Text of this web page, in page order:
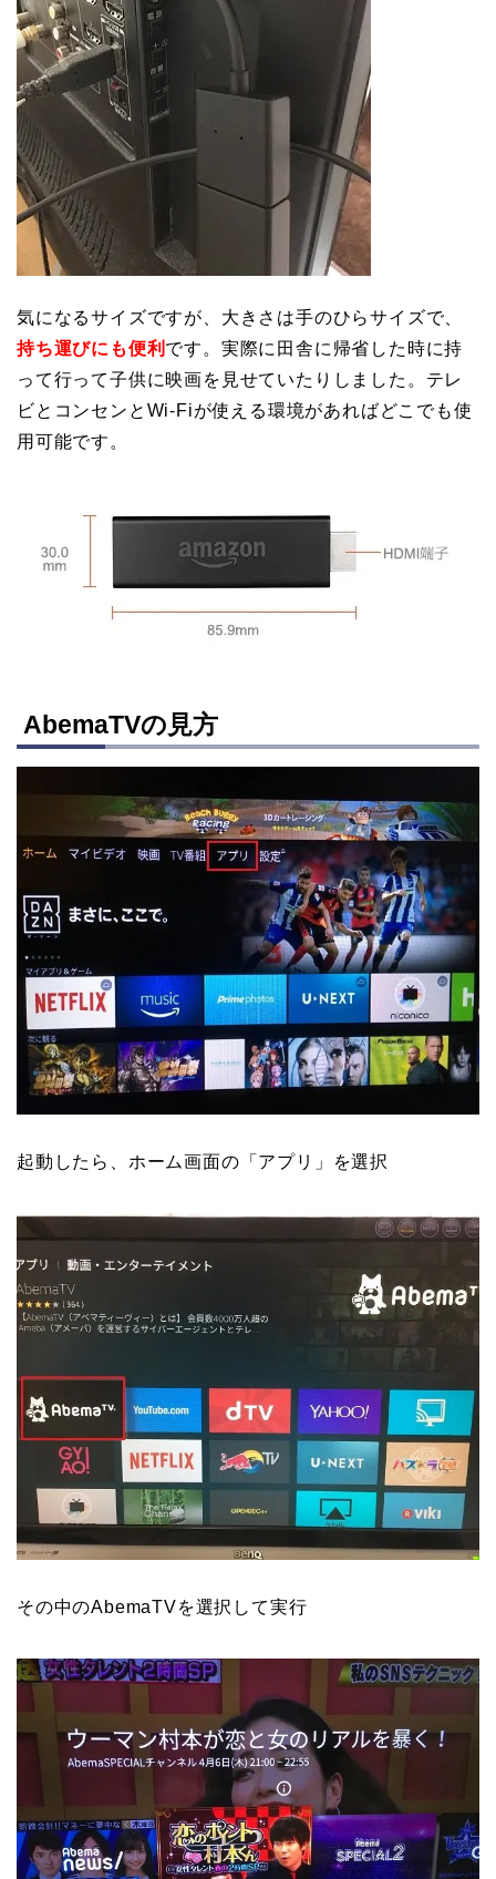
気になるサイズですが、大きさは手のひらサイズで、
持ち運びにも便利 です。実際に田舎に帰省した時に持
って行って子供に映画を見せていたりしました。テレ
ビとコンセンとWi-Fiが使える環境があればどこでも使
用可能です。
AbemaTVの見方
起動したら、ホーム画面の「アプリ」を選択
その中のAbemaTVを選択して実行